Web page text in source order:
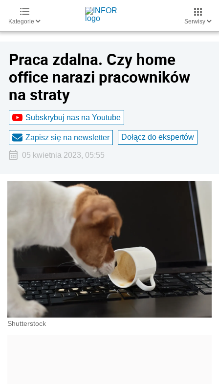
Kategorie Serwisy
Praca zdalna. Czy home
office narazi pracowników
na straty
Subskrybuj nas na Youtube
Zapisz się na newsletter Dołącz do ekspertów
05 kwietnia 2023, 05:55
Shutterstock